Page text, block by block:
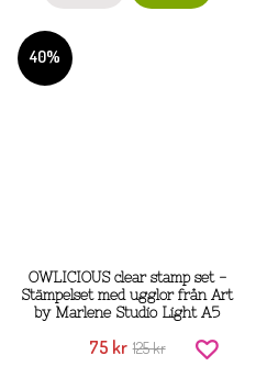
40%
OWLICIOUS clear stamp set -
Stämpelset med ugglor från Art
by Marlene Studio Light A5
75 kr 125 kr